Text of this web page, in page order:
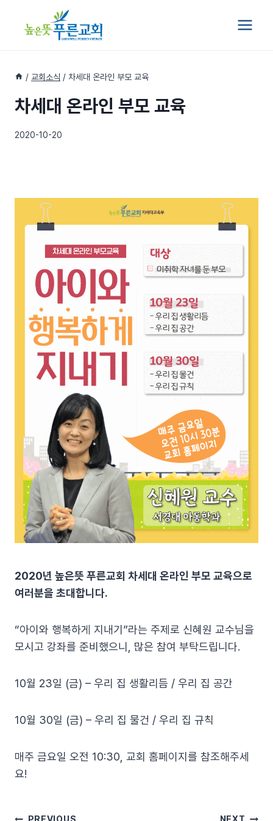
/ 교회소식 / 차세대 온라인 부모 교육
차세대 온라인 부모 교육
2020-10-20
2020년 높은뜻 푸른교회 차세대 온라인 부모 교육으로
여러분을 초대합니다.
“아이와 행복하게 지내기”라는 주제로 신혜원 교수님을
모시고 강좌를 준비했으니, 많은 참여 부탁드립니다.
10월 23일 (금) – 우리 집 생활리듬 / 우리 집 공간
10월 30일 (금) – 우리 집 물건 / 우리 집 규칙
매주 금요일 오전 10:30, 교회 홈페이지를 참조해주세
요!